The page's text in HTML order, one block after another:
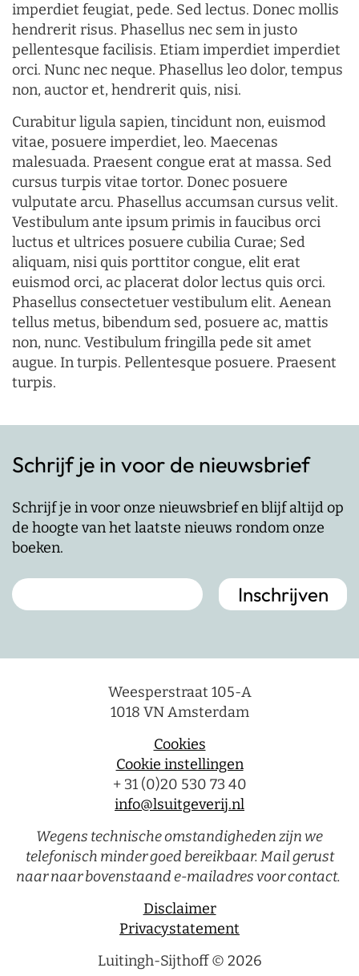
imperdiet feugiat, pede. Sed lectus. Donec mollis
hendrerit risus. Phasellus nec sem in justo
pellentesque facilisis. Etiam imperdiet imperdiet
orci. Nunc nec neque. Phasellus leo dolor, tempus
non, auctor et, hendrerit quis, nisi.
Curabitur ligula sapien, tincidunt non, euismod
vitae, posuere imperdiet, leo. Maecenas
malesuada. Praesent congue erat at massa. Sed
cursus turpis vitae tortor. Donec posuere
vulputate arcu. Phasellus accumsan cursus velit.
Vestibulum ante ipsum primis in faucibus orci
luctus et ultrices posuere cubilia Curae; Sed
aliquam, nisi quis porttitor congue, elit erat
euismod orci, ac placerat dolor lectus quis orci.
Phasellus consectetuer vestibulum elit. Aenean
tellus metus, bibendum sed, posuere ac, mattis
non, nunc. Vestibulum fringilla pede sit amet
augue. In turpis. Pellentesque posuere. Praesent
turpis.
Schrijf je in voor de nieuwsbrief
Schrijf je in voor onze nieuwsbrief en blijf altijd op
de hoogte van het laatste nieuws rondom onze
boeken.
Weesperstraat 105-A
1018 VN Amsterdam
Cookies
Cookie instellingen
+ 31 (0)20 530 73 40
info@lsuitgeverij.nl
Wegens technische omstandigheden zijn we
telefonisch minder goed bereikbaar. Mail gerust
naar naar bovenstaand e-mailadres voor contact.
Disclaimer
Privacystatement
Luitingh-Sijthoff © 2026